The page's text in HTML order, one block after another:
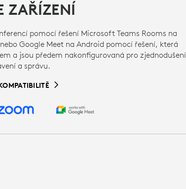
ZAŘÍZENÍ
pomocí řešení Microsoft Teams Rooms na
Google Meet na Android pomocí řešení, která
a jsou předem nakonfigurovaná pro zjednodušení
a správu.